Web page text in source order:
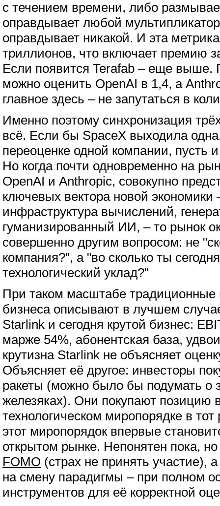
с течением времени, либо
оправдывает любой
оправдывает никакой. И эта
триллионов, что включает премию
Если появится Terafab – еще выше.
можно оценить OpenAI в 1,4, а
главное здесь – не запутаться в
Именно поэтому синхронизация
всё. Если бы SpaceX выходила
переоценке одной компании, пусть
Но когда почти одновременно на
OpenAI и Anthropic, совокупно
ключевых вектора новой экономики
инфраструктура вычислений,
гуманизированный ИИ, – то рынок
совершенно другим вопросом: не
компания?", а "во сколько ты
технологический уклад?"
При таком масштабе традиционные
бизнеса описывают в лучшем
Starlink и сегодня крутой бизнес:
марже 54%, абонентская база,
крутизна Starlink не объясняет
Объясняет её другое: инвесторы
ракеты (можно было бы подумать о
железяках). Они покупают позицию
технологическом миропорядке в тот
этот миропорядок впервые
открытом рынке. Непонятен пока,
FOMO (страх не принять участие),
на смену парадигмы – при полном
инструментов для её корректной